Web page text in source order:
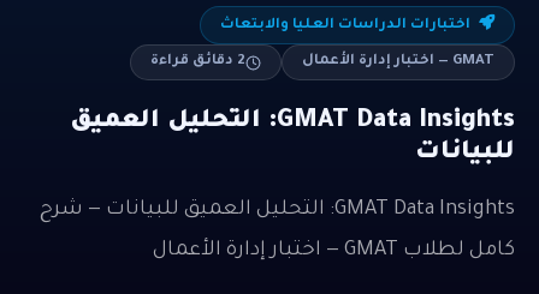
اختبارات الدراسات العليا والابتعاث
GMAT — اختبار إدارة الأعمال 2 دقائق قراءة
GMAT Data Insights: التحليل العميق
للبيانات
GMAT Data Insights: التحليل العميق للبيانات — شرح
كامل لطلاب GMAT — اختبار إدارة الأعمال